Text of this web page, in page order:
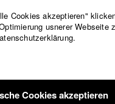
Cookies akzeptieren"
usnerer Webseite
Cookies akzeptieren